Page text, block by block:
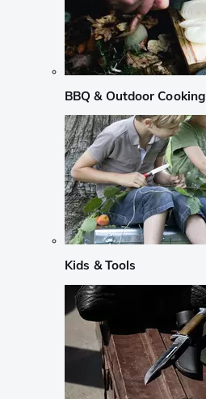
BBQ & Outdoor Cooking
Kids & Tools